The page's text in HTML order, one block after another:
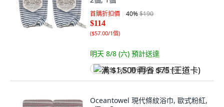
首購折扣價 40%$190
$114
($57.00/1個)
明天 8/8 (六) 預計送達
满 $1,500 再省 $75 (王道卡)
Oceantowel 現代條紋浴巾, 歐式粉紅,